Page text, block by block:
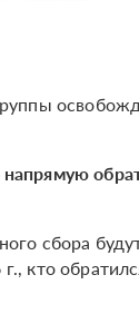
сбора
кто